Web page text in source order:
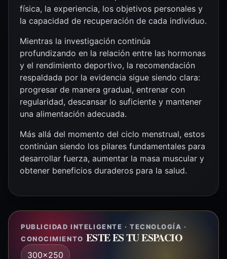
física, la experiencia, los objetivos personales y
la capacidad de recuperación de cada individuo.
Mientras la investigación continúa
profundizando en la relación entre las hormonas
y el rendimiento deportivo, la recomendación
respaldada por la evidencia sigue siendo clara:
progresar de manera gradual, entrenar con
regularidad, descansar lo suficiente y mantener
una alimentación adecuada.
Más allá del momento del ciclo menstrual, estos
continúan siendo los pilares fundamentales para
desarrollar fuerza, aumentar la masa muscular y
obtener beneficios duraderos para la salud.
PUBLICIDAD INTELIGENTE · TECNOLOGÍA ·
CONOCIMIENTO ESTE ES TU ESPACIO
300x250